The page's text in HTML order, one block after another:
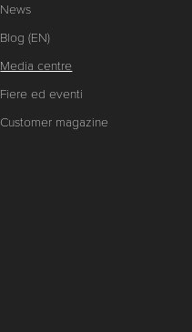
News
Blog (EN)
Media centre
Fiere ed eventi
Customer magazine